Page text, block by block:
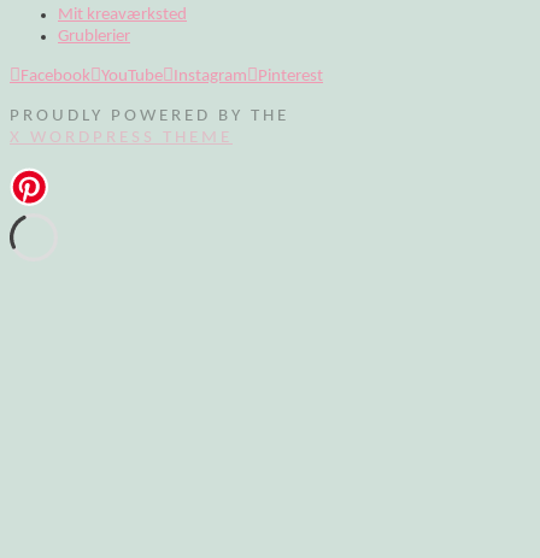
Mit kreaværksted
Grublerier
Facebook YouTube Instagram Pinterest
PROUDLY POWERED BY THE
X WORDPRESS THEME